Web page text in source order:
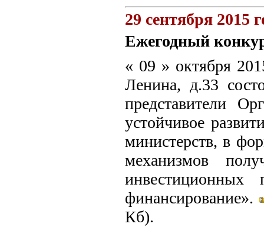
29 сентября 2015
Ежегодный
« 09 » октября
Ленина, д.33
представители
устойчивое
министерств, в
механизмов
финансирование».
Кб).